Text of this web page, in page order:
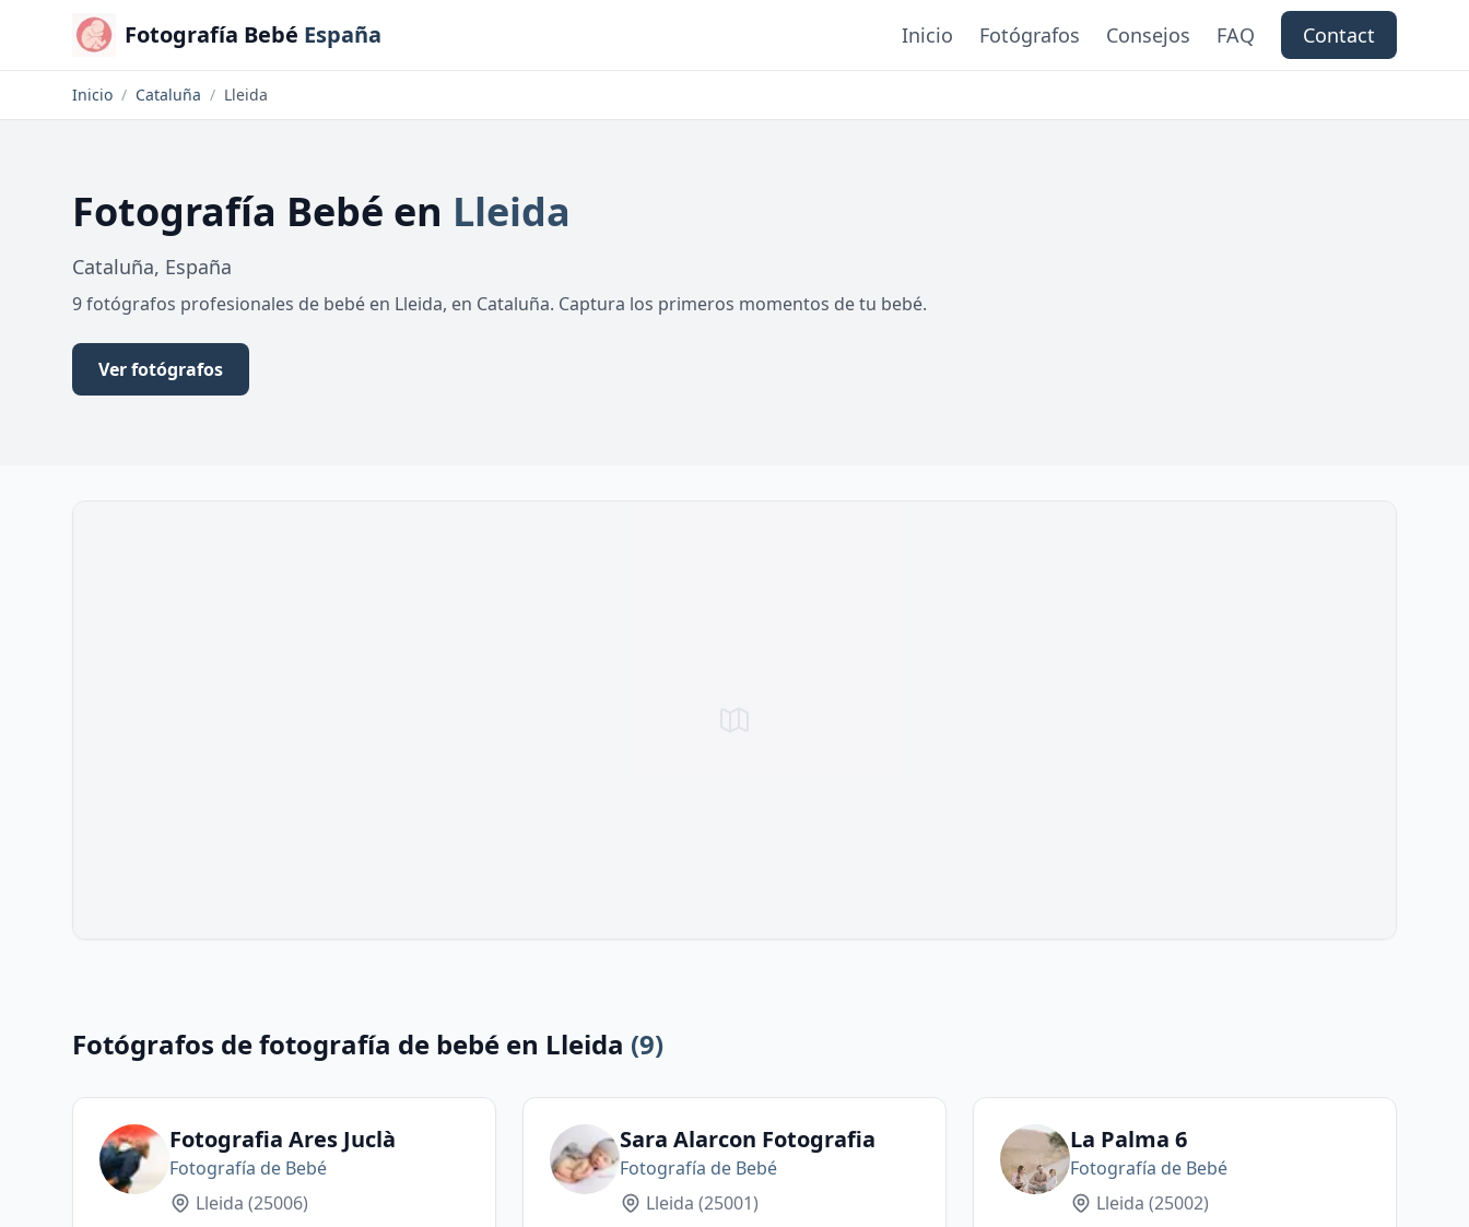
Fotografía Bebé España Inicio Fotógrafos Consejos FAQ Contact
Inicio / Cataluña / Lleida
Fotografía Bebé en Lleida
Cataluña, España
9 fotógrafos profesionales de bebé en Lleida, en Cataluña. Captura los primeros momentos de tu bebé.
Ver fotógrafos
Fotógrafos de fotografía de bebé en Lleida (9)
Fotografia Ares Juclà
Fotografía de Bebé
Lleida (25006)
Sara Alarcon Fotografia
Fotografía de Bebé
Lleida (25001)
La Palma 6
Fotografía de Bebé
Lleida (25002)